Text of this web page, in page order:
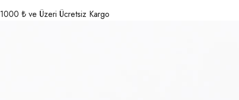
1000 ₺ ve Üzeri Ücretsiz Kargo